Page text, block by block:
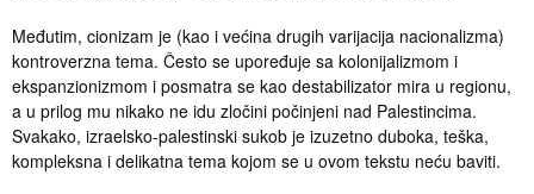
Međutim, cionizam je (kao i većina drugih varijacija nacionalizma)
kontroverzna tema. Često se upoređuje sa kolonijalizmom i
ekspanzionizmom i posmatra se kao destabilizator mira u regionu,
a u prilog mu nikako ne idu zločini počinjeni nad Palestincima.
Svakako, izraelsko-palestinski sukob je izuzetno duboka, teška,
kompleksna i delikatna tema kojom se u ovom tekstu neću baviti.